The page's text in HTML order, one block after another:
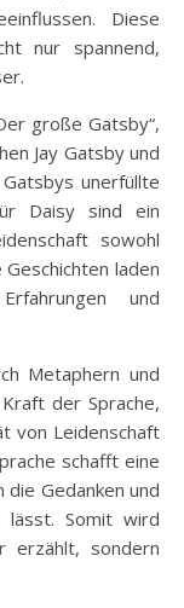
Diese
nur spannend,
große Gatsby“,
Jay Gatsby und
unerfüllte
Daisy sind ein
sowohl
laden
und
Metaphern und
der Sprache,
von Leidenschaft
schafft eine
Gedanken und
lässt. Somit wird
erzählt, sondern